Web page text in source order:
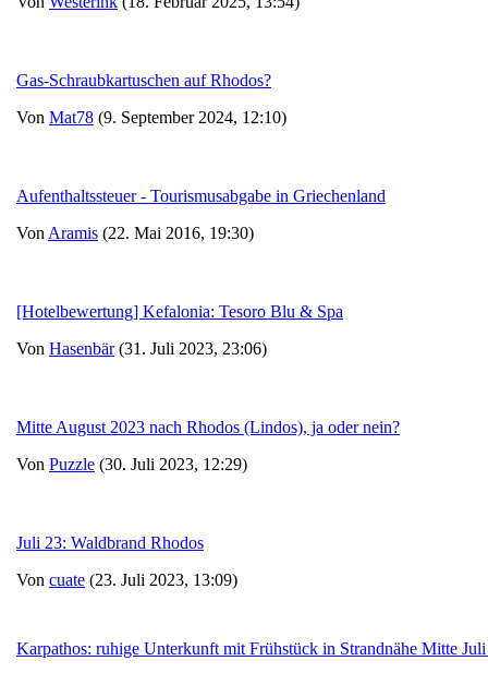
Gas-Schraubkartuschen auf Rhodos?
Von Mat78 (9. September 2024, 12:10)
Aufenthaltssteuer - Tourismusabgabe in Griechenland
Von Aramis (22. Mai 2016, 19:30)
[Hotelbewertung] Kefalonia: Tesoro Blu & Spa
Von Hasenbär(31. Juli 2023, 23:06)
Mitte August 2023 nach Rhodos (Lindos), ja oder nein?
Von Puzzle (30. Juli 2023, 12:29)
Juli 23: Waldbrand Rhodos
Von cuate (23. Juli 2023, 13:09)
Karpathos: ruhige Unterkunft mit Frühstück in Strandnähe Mitte Juli